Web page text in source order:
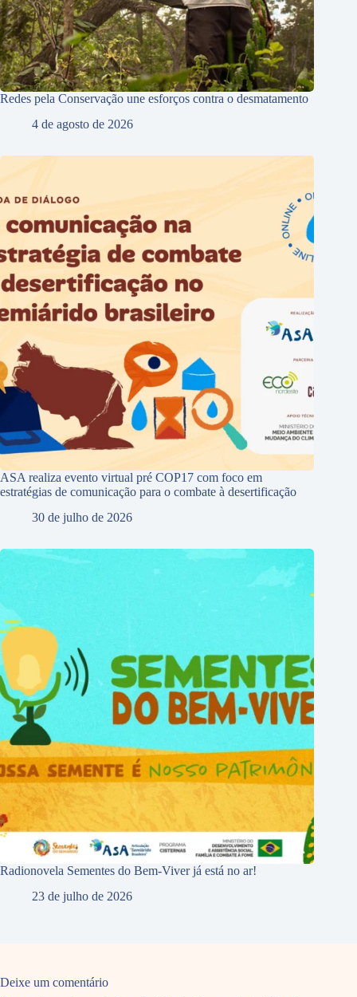
Redes pela Conservação une esforços contra o desmatamento
4 de agosto de 2026
ASA realiza evento virtual pré COP17 com foco em
estratégias de comunicação para o combate à desertificação
30 de julho de 2026
Radionovela Sementes do Bem-Viver já está no ar!
23 de julho de 2026
Deixe um comentário